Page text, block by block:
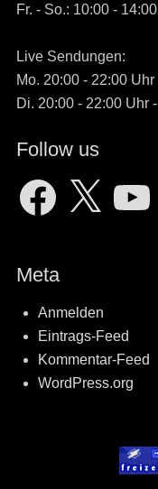
Fr. - So.: 10:00 -
Live Sendungen:
Mo. 20:00 - 22:00
Di. 20:00 - 22:00 Uhr
Follow us
Facebook
X
Meta
Anmelden
Eintrags-Feed
Kommentar-Feed
WordPress.org